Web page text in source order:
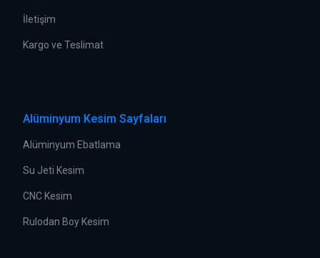
İletişim
Kargo ve Teslimat
Alüminyum Kesim Sayfaları
Alüminyum Ebatlama
Su Jeti Kesim
CNC Kesim
Rulodan Boy Kesim